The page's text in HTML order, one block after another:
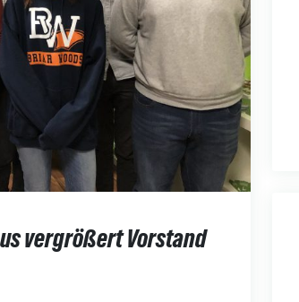
vergrößert Vorstand